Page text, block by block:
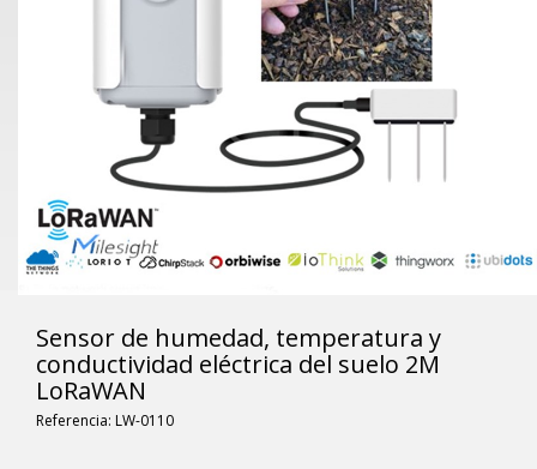
Sensor de humedad, temperatura y
conductividad eléctrica del suelo 2M
LoRaWAN
Referencia: LW-0110